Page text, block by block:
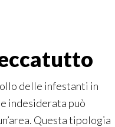
delle infestanti in
indesiderata può
Questa tipologia